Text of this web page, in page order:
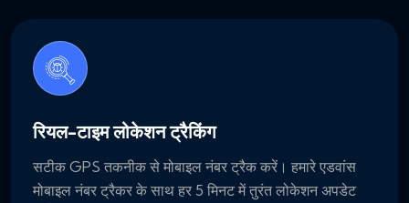
रियल-टाइम लोकेशन ट्रैकिंग
सटीक GPS तकनीक से मोबाइल नंबर ट्रैक करें। हमारे एडवांस
मोबाइल नंबर ट्रैकर के साथ हर 5 मिनट में तुरंत लोकेशन अपडेट